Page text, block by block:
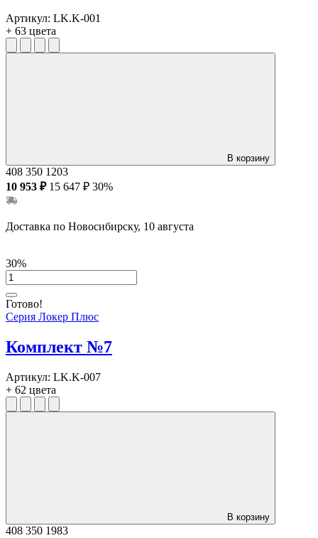
Тиквуд Светлый/Дуб Наварра
Тиквуд Светлый/Зеленый
Тиквуд Светлый/Денвер Светлый
Серый/Зеленый
Дуб Аризона/Красный
Дуб Аризона/Оранжевый
Серый/Красный
Серый/Оранжевый
Тиквуд Светлый/Красный
Дуб Табак/Денвер Светлый
Артикул: LK.K-001
+ 63 цвета
В корзину
408 350 1203
10 953 ₽ 15 647 ₽ 30%
Доставка по Новосибирску, 10 августа
30%
Готово!
Серия Локер Плюс
Комплект №7
Артикул: LK.K-007
+ 62 цвета
В корзину
408 350 1983